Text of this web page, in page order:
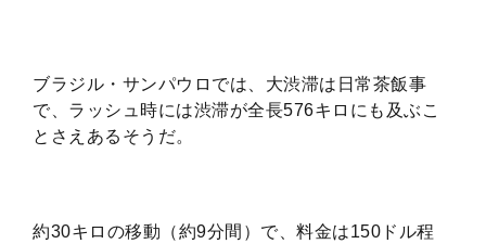
ブラジル・サンパウロでは、大渋滞は日常茶飯事
で、ラッシュ時には渋滞が全長576キロにも及ぶこ
とさえあるそうだ。
約30キロの移動（約9分間）で、料金は150ドル程